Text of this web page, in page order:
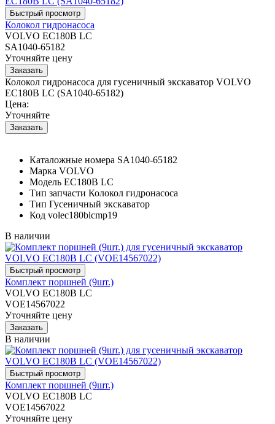
Колокол гидронасоса
VOLVO EC180B LC
SA1040-65182
Уточняйте цену
Колокол гидронасоса для гусеничный экскаватор VOLVO
EC180B LC (SA1040-65182)
Цена:
Уточняйте
Каталожные номера SA1040-65182
Марка VOLVO
Модель EC180B LC
Тип запчасти Колокол гидронасоса
Тип Гусеничный экскаватор
Код volec180blcmp19
В наличии
Комплект поршней (9шт.)
VOLVO EC180B LC
VOE14567022
Уточняйте цену
В наличии
Комплект поршней (9шт.)
VOLVO EC180B LC
VOE14567022
Уточняйте цену